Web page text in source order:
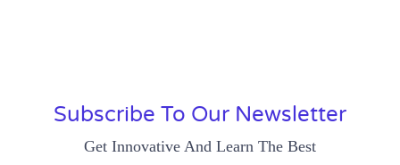
Subscribe To Our Newsletter
Get Innovative And Learn The Best